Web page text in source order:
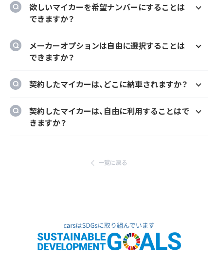
ー、契約期間、ボーナス払い等を自由に選択す
ることができます。
欲しいマイカーを希望ナンバーにすることは
できますか？
とができます。
メーカーオプションは自由に選択することは
できますか？
様にカーナビ、ドラレコ、ETC、フロアマット等
ます。
契約したマイカーは、どこに納車されますか？
とができます。
ただし、輸入車リース（新車）の場合、納車場所
契約したマイカーは、自由に利用することはで
きますか？
一覧に戻る